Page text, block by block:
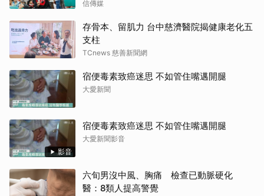
信傳媒
存骨本、留肌力 台中慈濟醫院揭健康老化五
支柱
TCnews 慈善新聞網
宿便毒素致癌迷思 不如管住嘴邁開腿
大愛新聞
影音
宿便毒素致癌迷思 不如管住嘴邁開腿
大愛新聞影音
六旬男沒中風、胸痛 檢查已動脈硬化
醫：8類人提高警覺